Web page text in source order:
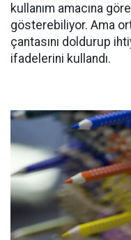
kullanım amacına
gösterebiliyor. Ama
çantasını doldurup
ifadelerini kullandı.